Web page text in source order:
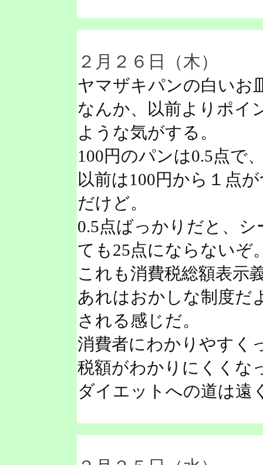
２月２６日（木）
ヤマザキパンの白いお
なんか、以前よりポイ
ような気がする。
100円のパンは0.5点で
以前は100円から１点
だけど。
0.5点ばっかりだと、
ても25点にならないぞ
これも消費税総額表示
あれはおかしな制度だ
される感じだ。
消費者にわかりやすく
税額がわかりにくくな
ダイエットへの道は遠